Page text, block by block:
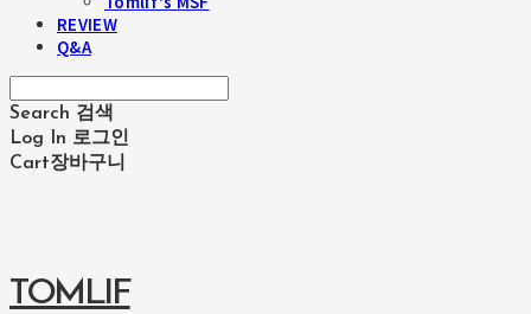
REVIEW
Q&A
Search 검색
Log In 로그인
Cart장바구니
TOMLIF